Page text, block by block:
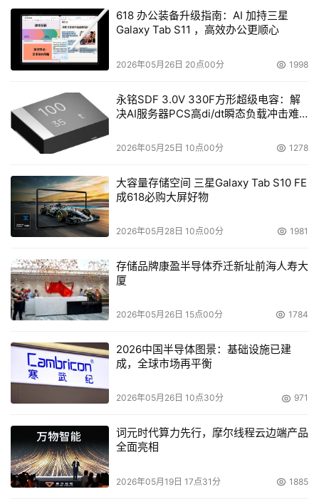
618 办公装备升级指南：AI 加持三星
Galaxy Tab S11 ，高效办公更顺心
2026年05月26日 20点00分 1998
永铭SDF 3.0V 330F方形超级电容：解
决AI服务器PCS高di/dt瞬态负载冲击难
2026年05月25日 10点00分 1278
大容量存储空间 三星Galaxy Tab S10 FE
成618必购大屏好物
2026年05月28日 10点00分 1981
存储品牌康盈半导体乔迁新址前海人寿大
厦
2026年05月26日 15点00分 1784
2026中国半导体图景：基础设施已建
成，全球市场再平衡
2026年05月26日 10点30分 971
词元时代算力先行，摩尔线程云边端产品
全面亮相
2026年05月19日 17点31分 1885